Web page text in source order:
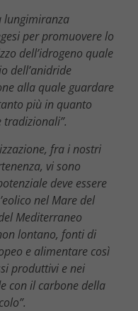
lungimiranza
per promuovere lo
dell’idrogeno quale
dell’anidride
alla quale guardare
più in quanto
tradizionali”.
fra i nostri
vi sono
deve essere
nel Mare del
Mediterraneo
lontano, fonti di
e alimentare così
produttivi e nei
con il carbone della